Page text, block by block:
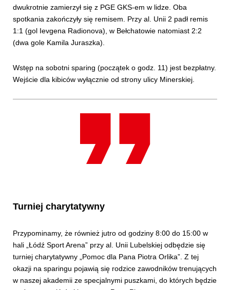
dwukrotnie zamierzył się z PGE GKS-em w lidze. Oba
spotkania zakończyły się remisem. Przy al. Unii 2 padł remis
1:1 (gol Ievgena Radionova), w Bełchatowie natomiast 2:2
(dwa gole Kamila Juraszka).
Wstęp na sobotni sparing (początek o godz. 11) jest bezpłatny.
Wejście dla kibiców wyłącznie od strony ulicy Minerskiej.
Turniej charytatywny
Przypominamy, że również jutro od godziny 8:00 do 15:00 w
hali „Łódź Sport Arena” przy al. Unii Lubelskiej odbędzie się
turniej charytatywny „Pomoc dla Pana Piotra Orlika”. Z tej
okazji na sparingu pojawią się rodzice zawodników trenujących
w naszej akademii ze specjalnymi puszkami, do których będzie